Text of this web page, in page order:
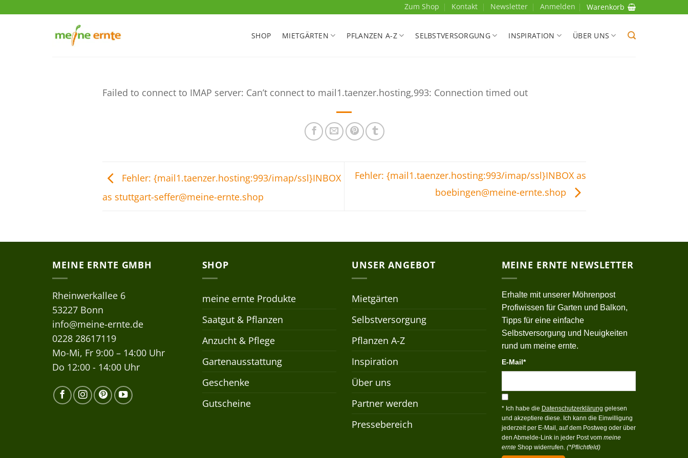
Zum Shop Kontakt Newsletter Anmelden Warenkorb
SHOP MIETGÄRTEN PFLANZEN A-Z SELBSTVERSORGUNG INSPIRATION ÜBER UNS
Failed to connect to IMAP server: Can’t connect to mail1.taenzer.hosting,993: Connection timed out
Fehler: {mail1.taenzer.hosting:993/imap/ssl}INBOX
as stuttgart-seffer@meine-ernte.shop
Fehler: {mail1.taenzer.hosting:993/imap/ssl}INBOX as
boebingen@meine-ernte.shop
MEINE ERNTE GMBH
Rheinwerkallee 6
53227 Bonn
info@meine-ernte.de
0228 28617119
Mo-Mi, Fr 9:00 – 14:00 Uhr
Do 12:00 - 14:00 Uhr
SHOP
meine ernte Produkte
Saatgut & Pflanzen
Anzucht & Pflege
Gartenausstattung
Geschenke
Gutscheine
UNSER ANGEBOT
Mietgärten
Selbstversorgung
Pflanzen A-Z
Inspiration
Über uns
Partner werden
Pressebereich
MEINE ERNTE NEWSLETTER
Erhalte mit unserer Möhrenpost
Profiwissen für Garten und Balkon,
Tipps für eine einfache
Selbstversorgung und Neuigkeiten
rund um meine ernte.
E-Mail*
* Ich habe die Datenschutzerklärung gelesen
und akzeptiere diese. Ich kann die Einwilligung
jederzeit per E-Mail, auf dem Postweg oder über
den Abmelde-Link in jeder Post vom meine
ernteShop widerrufen. (*Pflichtfeld)